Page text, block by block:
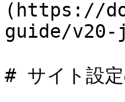
(https://
guide/
# サイト設